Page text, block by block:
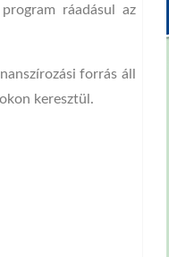
ráadásul az
forrás áll
keresztül.